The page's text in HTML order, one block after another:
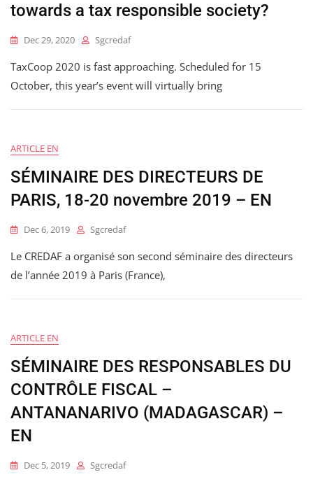
towards a tax responsible society?
Dec 29, 2020 Sgcredaf
TaxCoop 2020 is fast approaching. Scheduled for 15
October, this year’s event will virtually bring
ARTICLE EN
SÉMINAIRE DES DIRECTEURS DE
PARIS, 18-20 novembre 2019 – EN
Dec 6, 2019 Sgcredaf
Le CREDAF a organisé son second séminaire des directeurs
de l’année 2019 à Paris (France),
ARTICLE EN
SÉMINAIRE DES RESPONSABLES DU
CONTRÔLE FISCAL –
ANTANANARIVO (MADAGASCAR) –
EN
Dec 5, 2019 Sgcredaf